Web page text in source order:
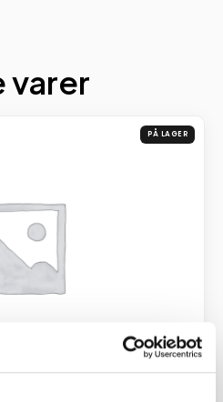
varer
PÅ LAGER